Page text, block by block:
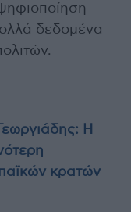
δεδομένα
Η
κρατών